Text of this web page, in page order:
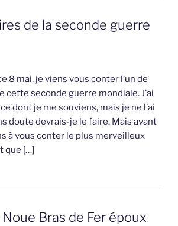
de la seconde guerre
8 mai, je viens vous conter l’un de
cette seconde guerre mondiale. J’ai
dont je me souviens, mais je ne l’ai
doute devrais-je le faire. Mais avant
à vous conter le plus merveilleux
que […]
Bras de Fer époux